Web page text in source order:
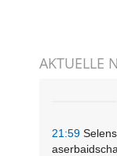
AKTUELLE
21:59